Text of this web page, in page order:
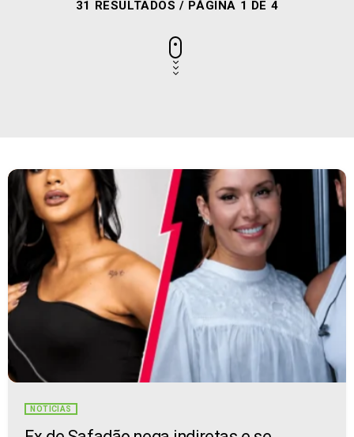
31 RESULTADOS / PÁGINA 1 DE 4
NOTÍCIAS